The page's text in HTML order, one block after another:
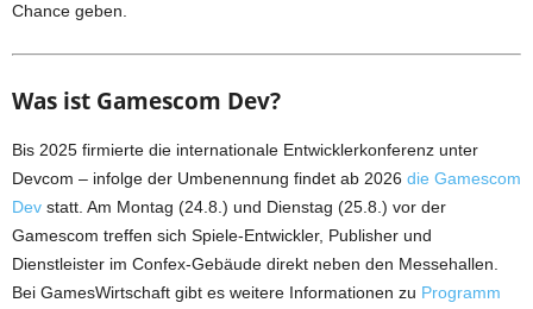
Chance geben.
Was ist Gamescom Dev?
Bis 2025 firmierte die internationale Entwicklerkonferenz unter
Devcom – infolge der Umbenennung findet ab 2026 die Gamescom
Dev statt. Am Montag (24.8.) und Dienstag (25.8.) vor der
Gamescom treffen sich Spiele-Entwickler, Publisher und
Dienstleister im Confex-Gebäude direkt neben den Messehallen.
Bei GamesWirtschaft gibt es weitere Informationen zu Programm